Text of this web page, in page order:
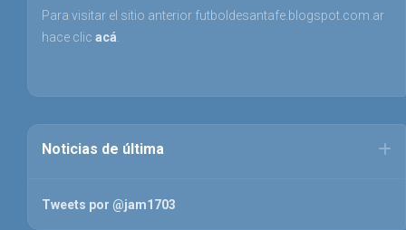
Para visitar el sitio anterior futboldesantafe.blogspot.com.ar
hace clic acá
Noticias de última
Tweets por @jam1703